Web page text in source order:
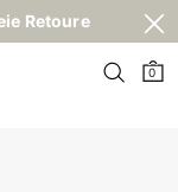
Retoure
0